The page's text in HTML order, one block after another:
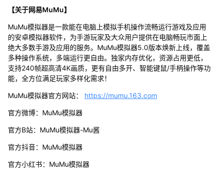
【关于网易MuMu】
MuMu模拟器是一款能在电脑上模拟手机操作流畅运行游戏及应用
的安卓模拟器软件，为手游玩家及大众用户提供在电脑畅玩市面上
绝大多数手游及应用的服务。MuMu模拟器5.0版本焕新上线，覆盖
多种操作系统，多端运行更自由。独家内存优化，资源占用更低，
支持240帧超高清4K画质，更有自由多开、智能键鼠/手柄操作等功
能，全方位满足玩家多样化需求！
MuMu模拟器官方网站： https://mumu.163.com
官方微博：MuMu模拟器
官方B站：MuMu模拟器-Mu酱
官方抖音：MuMu模拟器
官方小红书：MuMu模拟器